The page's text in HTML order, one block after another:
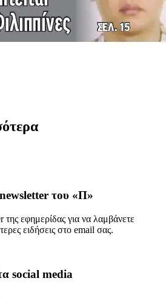
του «Π»
εφημερίδας για να λαμβάνετε
ειδήσεις στο email σας.
social media